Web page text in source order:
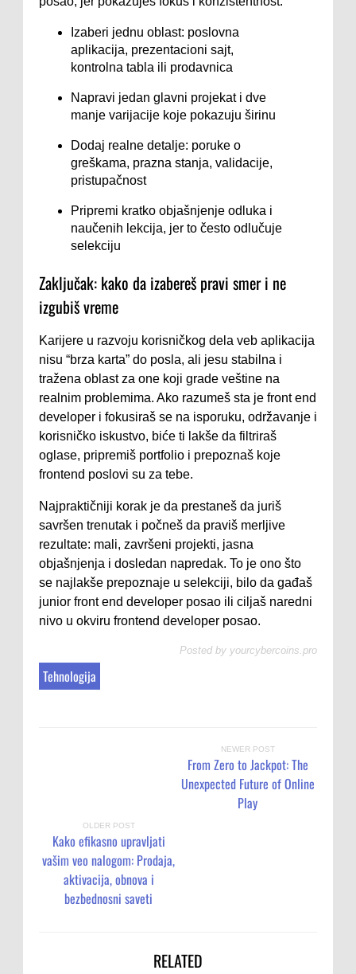
Izaberi jednu oblast: poslovna
aplikacija, prezentacioni sajt,
kontrolna tabla ili prodavnica
Napravi jedan glavni projekat i dve
manje varijacije koje pokazuju širinu
Dodaj realne detalje: poruke o
greškama, prazna stanja, validacije,
pristupačnost
Pripremi kratko objašnjenje odluka i
naučenih lekcija, jer to često odlučuje
selekciju
Zaključak: kako da izabereš pravi smer i ne
izgubiš vreme
Karijere u razvoju korisničkog dela veb aplikacija
nisu “brza karta” do posla, ali jesu stabilna i
tražena oblast za one koji grade veštine na
realnim problemima. Ako razumeš sta je front end
developer i fokusiraš se na isporuku, održavanje i
korisničko iskustvo, biće ti lakše da filtriraš
oglase, pripremiš portfolio i prepoznaš koje
frontend poslovi su za tebe.
Najpraktičniji korak je da prestaneš da juriš
savršen trenutak i počneš da praviš merljive
rezultate: mali, završeni projekti, jasna
objašnjenja i dosledan napredak. To je ono što
se najlakše prepoznaje u selekciji, bilo da gađaš
junior front end developer posao ili ciljaš naredni
nivo u okviru frontend developer posao.
Posted by yourcybercoins.pro
Tehnologija
NEWER POST
From Zero to Jackpot: The
Unexpected Future of Online
Play
OLDER POST
Kako efikasno upravljati
vašim veo nalogom: Prodaja,
aktivacija, obnova i
bezbednosni saveti
RELATED